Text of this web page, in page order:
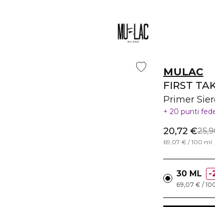
MULAC
FIRST
Primer
20 punti
20,72 €
69,07 € / 100 ml
30 ML
69,07 € /